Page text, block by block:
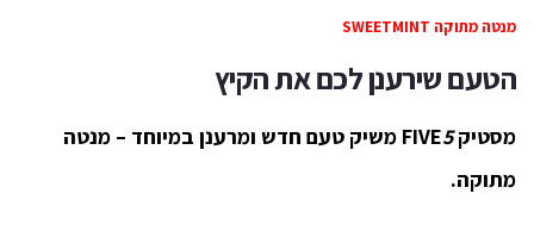
מנטה מתוקה SWEETMINT
הטעם שירענן לכם את הקיץ
מסטיק FIVE5
משיק טעם חדש ומרענן במיוחד – מנטה
מתוקה.